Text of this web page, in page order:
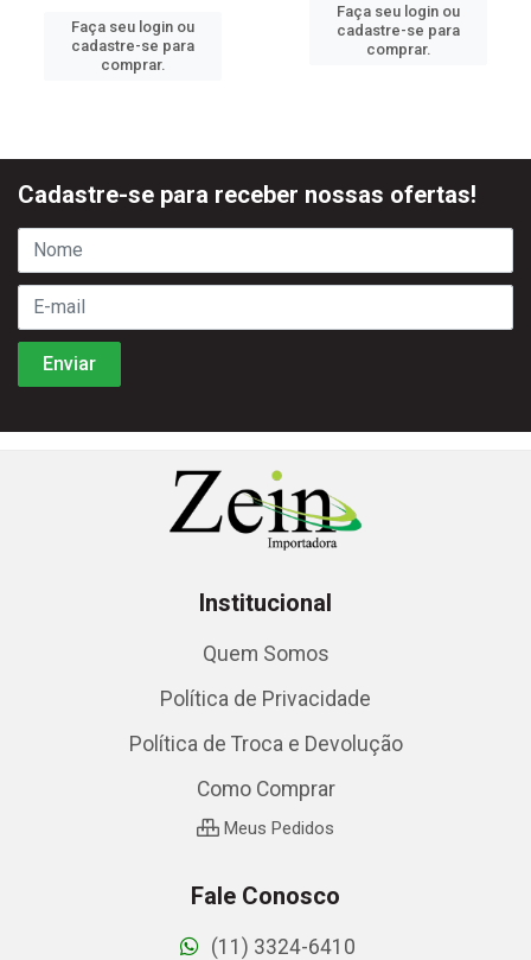
Faça seu login ou
cadastre-se para
comprar.
Faça seu login ou
cadastre-se para
comprar.
Cadastre-se para receber nossas ofertas!
Institucional
Quem Somos
Política de Privacidade
Política de Troca e Devolução
Como Comprar
Meus Pedidos
Fale Conosco
(11) 3324-6410